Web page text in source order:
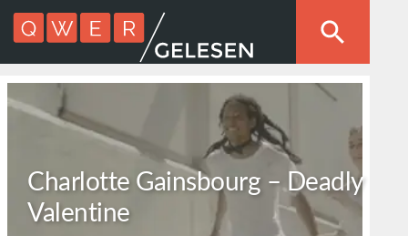
Charlotte Gainsbourg – Deadly
Valentine